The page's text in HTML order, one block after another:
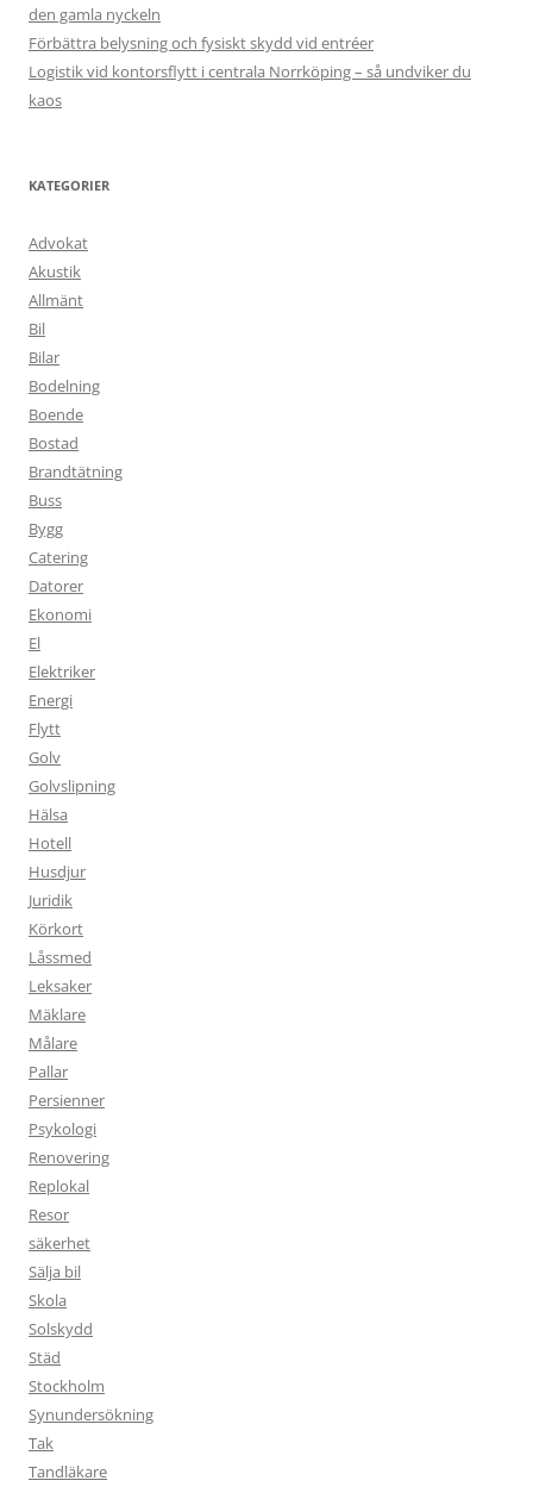
den gamla nyckeln
Förbättra belysning och fysiskt skydd vid entréer
Logistik vid kontorsflytt i centrala Norrköping – så undviker du
kaos
KATEGORIER
Advokat
Akustik
Allmänt
Bil
Bilar
Bodelning
Boende
Bostad
Brandtätning
Buss
Bygg
Catering
Datorer
Ekonomi
El
Elektriker
Energi
Flytt
Golv
Golvslipning
Hälsa
Hotell
Husdjur
Juridik
Körkort
Låssmed
Leksaker
Mäklare
Målare
Pallar
Persienner
Psykologi
Renovering
Replokal
Resor
säkerhet
Sälja bil
Skola
Solskydd
Städ
Stockholm
Synundersökning
Tak
Tandläkare